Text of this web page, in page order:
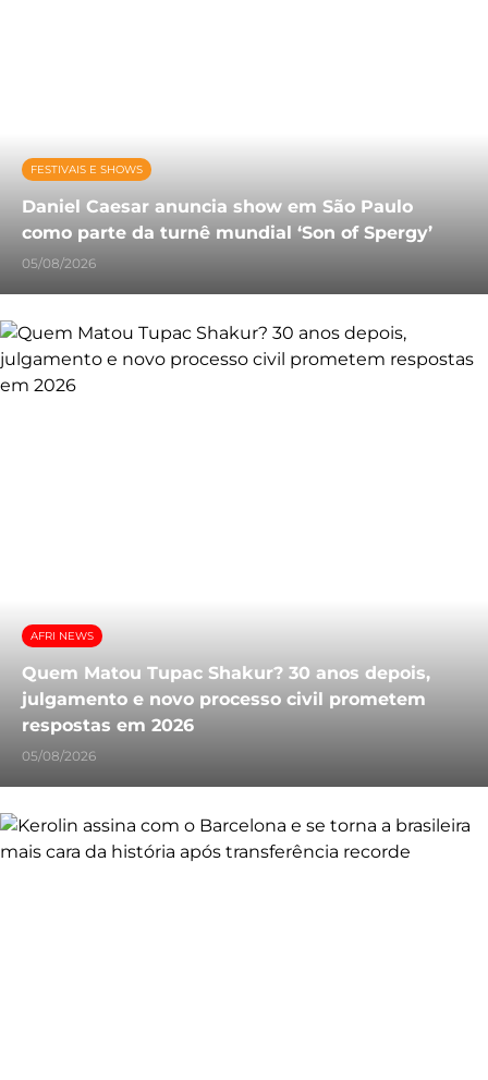
FESTIVAIS E SHOWS
Daniel Caesar anuncia show em São Paulo
como parte da turnê mundial ‘Son of Spergy’
05/08/2026
AFRI NEWS
Quem Matou Tupac Shakur? 30 anos depois,
julgamento e novo processo civil prometem
respostas em 2026
05/08/2026